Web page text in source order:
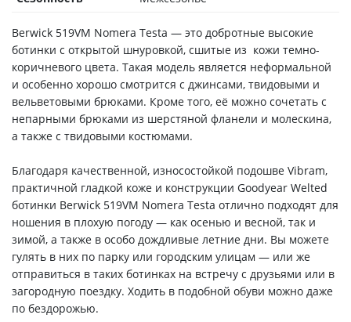
Berwick 519VM Nomera Testa — это добротные высокие
ботинки с открытой шнуровкой, сшитые из кожи темно-
коричневого цвета. Такая модель является неформальной
и особенно хорошо смотрится с джинсами, твидовыми и
вельветовыми брюками. Кроме того, её можно сочетать с
непарными брюками из шерстяной фланели и молескина,
а также с твидовыми костюмами.
Благодаря качественной, износостойкой подошве Vibram,
практичной гладкой коже и конструкции Goodyear Welted
ботинки Berwick 519VM Nomera Testa отлично подходят для
ношения в плохую погоду — как осенью и весной, так и
зимой, а также в особо дождливые летние дни. Вы можете
гулять в них по парку или городским улицам — или же
отправиться в таких ботинках на встречу с друзьями или в
загородную поездку. Ходить в подобной обуви можно даже
по бездорожью.